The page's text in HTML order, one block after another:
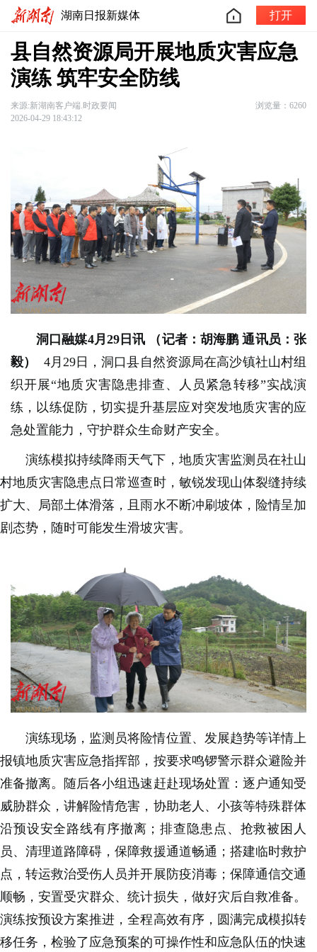
湖南日报新媒体 打开
县自然资源局开展地质灾害应急
演练 筑牢安全防线
来源:新湖南客户端.时政要闻
浏览量：6260
2026-04-29 18:43:12
洞口融媒4月29日讯 （记者：胡海鹏 通讯员：张
毅）
4月29日，洞口县自然资源局在高沙镇社山村组
织开展“地质灾害隐患排查、人员紧急转移”实战演
练，以练促防，切实提升基层应对突发地质灾害的应
急处置能力，守护群众生命财产安全。
演练模拟持续降雨天气下，地质灾害监测员在社山
村地质灾害隐患点日常巡查时，敏锐发现山体裂缝持续
扩大、局部土体滑落，且雨水不断冲刷坡体，险情呈加
剧态势，随时可能发生滑坡灾害。
演练现场，监测员将险情位置、发展趋势等详情上
报镇地质灾害应急指挥部，按要求鸣锣警示群众避险并
准备撤离。随后各小组迅速赶赴现场处置：逐户通知受
威胁群众，讲解险情危害，协助老人、小孩等特殊群体
沿预设安全路线有序撤离；排查隐患点、抢救被困人
员、清理道路障碍，保障救援通道畅通；搭建临时救护
点，转运救治受伤人员并开展防疫消毒；保障通信交通
顺畅，安置受灾群众、统计损失，做好灾后自救准备。
演练按预设方案推进，全程高效有序，圆满完成模拟转
移任务，检验了应急预案的可操作性和应急队伍的快速